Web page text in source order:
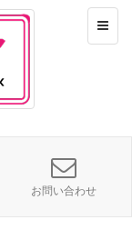
お問い合わせ